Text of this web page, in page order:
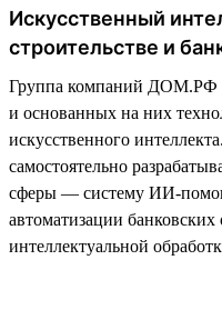
Искусственный
строительстве и
Группа компаний ДОМ.РФ
и основанных на них
искусственного
самостоятельно
сферы — систему ИИ-
автоматизации
интеллектуальной